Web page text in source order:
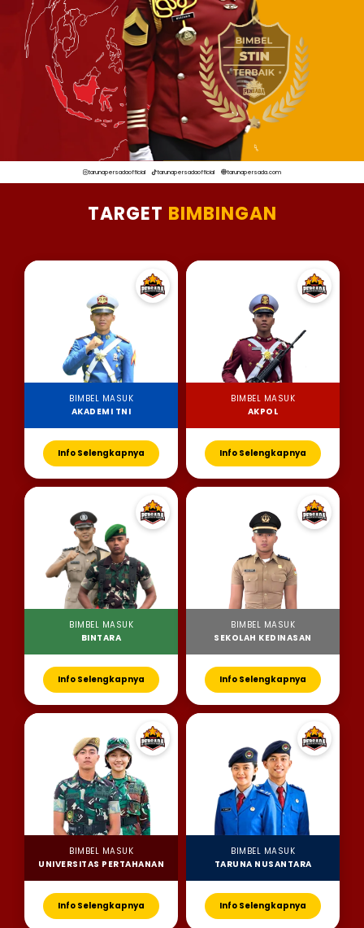
tarunapersadaofficial tarunapersadaofficial tarunapersada.com
TARGET BIMBINGAN
BIMBEL MASUK
AKADEMI TNI
Info Selengkapnya
BIMBEL MASUK
AKPOL
Info Selengkapnya
BIMBEL MASUK
BINTARA
Info Selengkapnya
BIMBEL MASUK
SEKOLAH KEDINASAN
Info Selengkapnya
BIMBEL MASUK
UNIVERSITAS PERTAHANAN
Info Selengkapnya
BIMBEL MASUK
TARUNA NUSANTARA
Info Selengkapnya